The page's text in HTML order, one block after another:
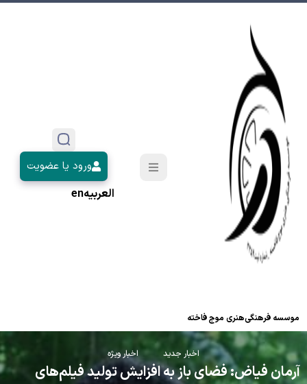
موسسه فرهنگی‌هنری موج فاخته
العربیهen
ورود یا عضویت
اخبار جدید اخبار ویژه
آرمان فیاض: فضای باز به افزایش تولید فیلم‌های